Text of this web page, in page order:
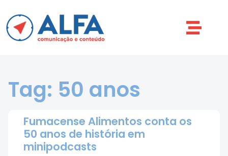
Tag: 50 anos
Fumacense Alimentos conta os
50 anos de história em
minipodcasts